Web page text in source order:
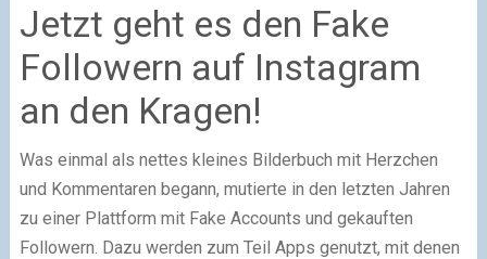
Jetzt geht es den Fake
Followern auf Instagram
an den Kragen!
Was einmal als nettes kleines Bilderbuch mit Herzchen
und Kommentaren begann, mutierte in den letzten Jahren
zu einer Plattform mit Fake Accounts und gekauften
Followern. Dazu werden zum Teil Apps genutzt, mit denen